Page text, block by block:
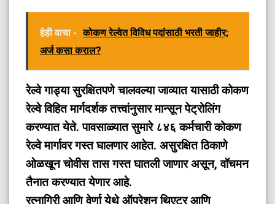
हेही वाचा - कोकण रेल्वेत विविध पदांसाठी भरती जाहीर;
अर्ज कसा कराल?
रेल्वे गाड्या सुरक्षितपणे चालवल्या जाव्यात यासाठी कोकण
रेल्वे विहित मार्गदर्शक तत्त्वांनुसार मान्सून पेट्रोलिंग
करण्य‍ात येते. पावसाळ्यात सुमारे ८४६ कर्मचारी कोकण
रेल्वे मार्गावर गस्त घालणार आहेत. असुरक्षित ठिकाणे
ओळखून चोवीस तास गस्त घातली जाणार असून, वॉचमन
तैनात करण्यात येणार आहे.
रत्नागिरी आणि वेर्णा येथे ऑपरेशन थिएटर आणि